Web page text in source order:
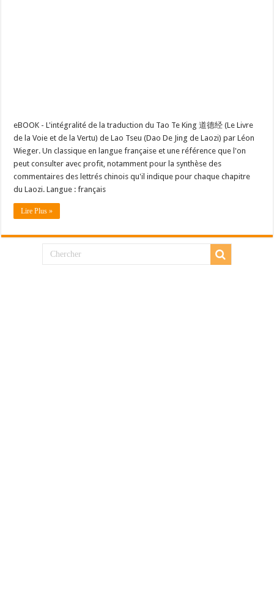
eBOOK - L'intégralité de la traduction du Tao Te King 道德经 (Le Livre
de la Voie et de la Vertu) de Lao Tseu (Dao De Jing de Laozi) par Léon
Wieger. Un classique en langue française et une référence que l'on
peut consulter avec profit, notamment pour la synthèse des
commentaires des lettrés chinois qu'il indique pour chaque chapitre
du Laozi. Langue : français
Lire Plus »